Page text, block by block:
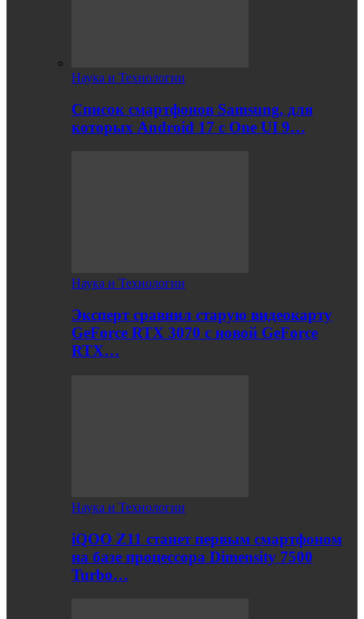
Наука и Технологии
Список смартфонов Samsung, для
которых Android 17 с One UI 9…
Наука и Технологии
Эксперт сравнил старую видеокарту
GeForce RTX 3070 с новой GeForce
RTX…
Наука и Технологии
iQOO Z11 станет первым смартфоном
на базе процессора Dimensity 7500
Turbo…